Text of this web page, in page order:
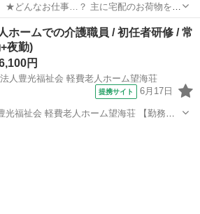
★どんなお仕事…？ 主に宅配のお荷物をお
１個or1件あたりの単価で配達しますので頑
ってくるお仕事。『完全出来高制』 ★時
...
未経験
ホームでの介護職員 / 初任者研修 / 常
夜勤)
円
人豊光福祉会 軽費老人ホーム望海荘
提携サイト 6月17日
福祉会 軽費老人ホーム望海荘 【勤務